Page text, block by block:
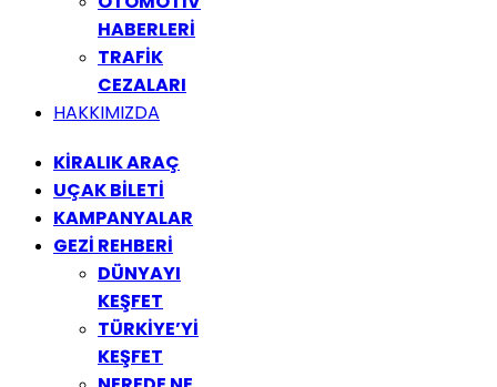
HABERLERİ
TRAFİK
CEZALARI
HAKKIMIZDA
KİRALIK ARAÇ
UÇAK BİLETİ
KAMPANYALAR
GEZİ REHBERİ
DÜNYAYI
KEŞFET
TÜRKİYE’Yİ
KEŞFET